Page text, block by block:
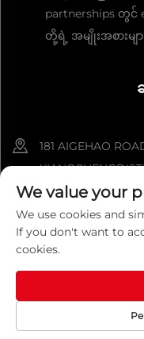
partnerships တွ
တို့ရဲ့ အမျိုးအစားမျ
181 AIGEHAO
ကူးယူခွင့် © ၂၀၂၆ တရုတ်စူ
တက်။ အကွက်အလိုက် ကာကွ
We value your
We use cookies and
If you don't want to
cookies.